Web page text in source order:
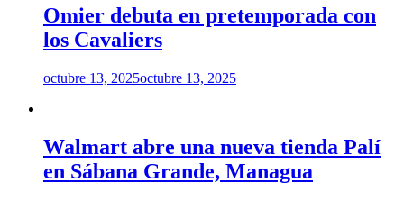
Omier debuta en pretemporada con
los Cavaliers
octubre 13, 2025octubre 13, 2025
Walmart abre una nueva tienda Palí
en Sábana Grande, Managua